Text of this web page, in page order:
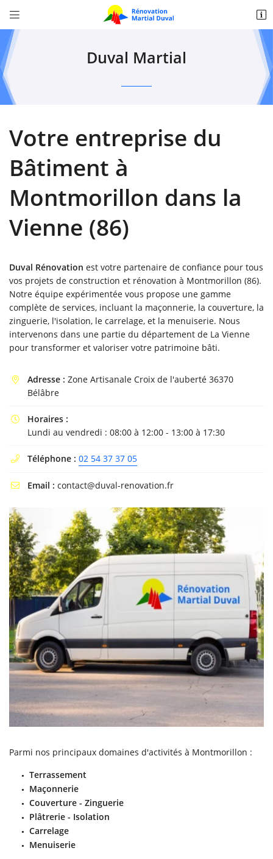
 
Zone Artisanale Croix de l'auberté,
 Adresse email de réception
 Recopier le code ci-contre
En cochant cette case, vous consentez à recevoir nos propositions commerciales à
l'adresse email indiqué ci-dessus. Vous pouvez vous désinscrire à tout moment en
utilisantle formulaire de désinscription.
INSCRIPTION
Duval Martial
Votre entreprise du
Bâtiment à
Montmorillon dans la
Vienne (86)
Duval Rénovation est votre partenaire de confiance pour tous
vos projets de construction et rénovation à Montmorillon (86).
Notre équipe expérimentée vous propose une gamme
complète de services, incluant la maçonnerie, la couverture, la
zinguerie, l'isolation, le carrelage, et la menuiserie. Nous
intervenons dans une partie du département de La Vienne
pour transformer et valoriser votre patrimoine bâti.
 Adresse : Zone Artisanale Croix de l'auberté 36370
Bélâbre

Horaires :
Lundi au vendredi : 08:00 à 12:00 - 13:00 à 17:30
 Téléphone : 02 54 37 37 05
 Email : contact@duval-renovation.fr
Parmi nos principaux domaines d'activités à Montmorillon :
Terrassement
Maçonnerie
Couverture - Zinguerie
Plâtrerie - Isolation
Carrelage
Menuiserie